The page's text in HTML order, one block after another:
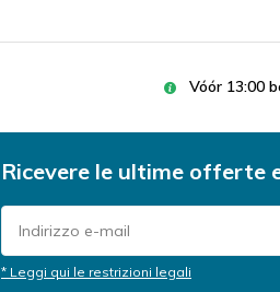
Vóór 13:00
Ricevere le ultime offerte
* Leggi qui le restrizioni legali